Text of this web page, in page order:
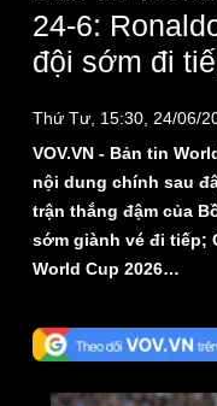
Quốc hội
Nhận diện sự thật
24-6:
đội sớm đi
Thứ Tư, 15:30, 24/06/
VOV.VN - Bản tin
nội dung chính sau
trận thắng đậm của
sớm giành vé đi tiếp;
World Cup 2026…